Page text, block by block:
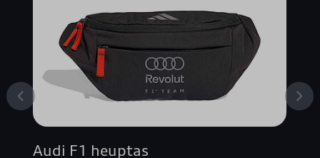
A4 ALLROAD QUATTRO
A4 BERLINE
A5 AVANT
Audi F1 heuptas